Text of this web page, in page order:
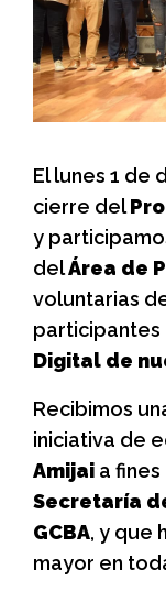
El lunes 1 de
cierre del
y
delÁrea de
voluntarias
Digital de
Recibimos
iniciativa de
Amijai a
Secretaría
GCBA, y que
mayor en